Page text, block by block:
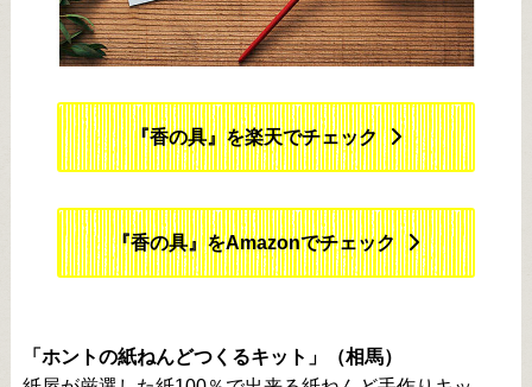
『香の具』を楽天でチェック
『香の具』をAmazonでチェック
「ホントの紙ねんどつくるキット」（相馬）